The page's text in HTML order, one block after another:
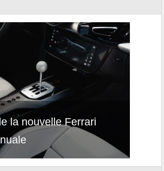
la nouvelle Ferrari